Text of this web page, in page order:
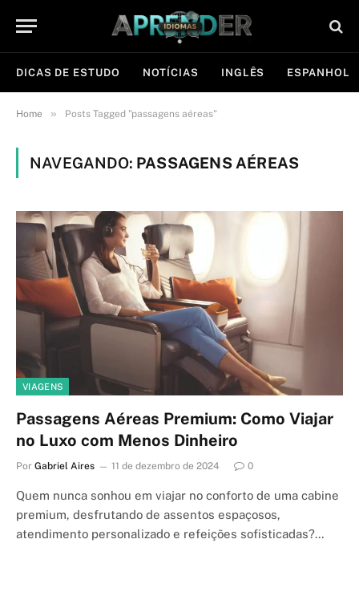
DICAS DE ESTUDO NOTÍCIAS INGLÊS ESPANHOL
Home » Posts Tagged "passagens aéreas"
NAVEGANDO: PASSAGENS AÉREAS
VIAGENS
Passagens Aéreas Premium: Como Viajar
no Luxo com Menos Dinheiro
Por Gabriel Aires 11 de dezembro de 2024 0
Quem nunca sonhou em viajar no conforto de uma cabine
premium, desfrutando de assentos espaçosos,
atendimento personalizado e refeições sofisticadas?…